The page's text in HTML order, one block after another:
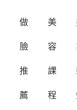
做
臉
推
薦
美
容
課
程